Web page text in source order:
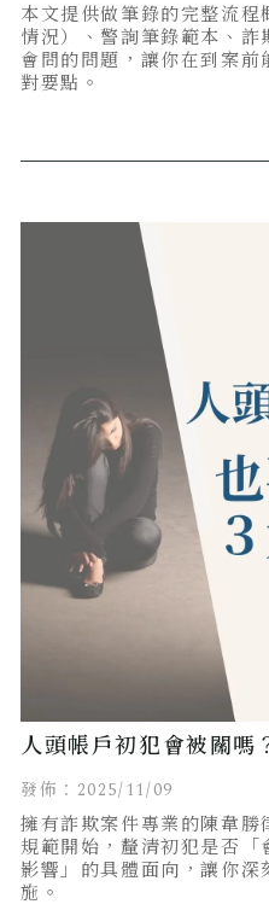
本文提供做筆錄的完整流
情況）、警詢筆錄範本、
會問的問題，讓你在到案
對要點。
人頭帳戶初犯會被關嗎
重影響生活！
發佈：2025/11/09
擁有詐欺案件專業的陳韋
規範開始，釐清初犯是否
影響」的具體面向，讓你
施。